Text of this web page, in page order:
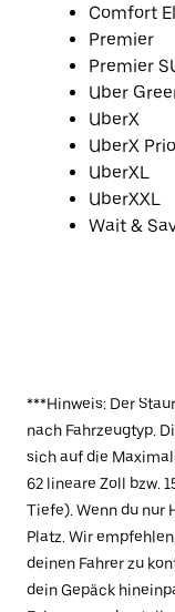
Comfort
Premier
Premier
Uber
UberX
UberX
UberXL
UberXXL
Wait &
***Hinweis: Der
nach Fahrzeugtyp.
sich auf die
62 lineare Zoll bzw.
Tiefe). Wenn du nur
Platz. Wir
deinen Fahrer zu
dein Gepäck